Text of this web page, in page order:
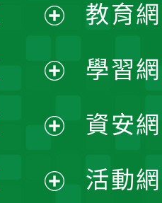
選
單
開
選
單
開
選
單
開
選
開
教育
學習
資安
活動